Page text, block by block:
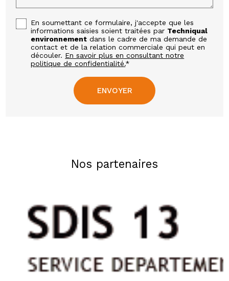
En soumettant ce formulaire, j'accepte que les
informations saisies soient traitées par Techniqual
environnement dans le cadre de ma demande de
contact et de la relation commerciale qui peut en
découler. En savoir plus en consultant notre
politique de confidentialité.*
Nos partenaires